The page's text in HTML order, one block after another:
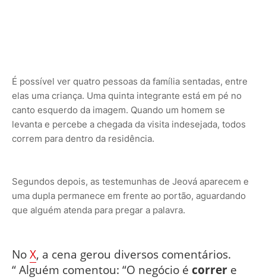
É possível ver quatro pessoas da família sentadas, entre
elas uma criança. Uma quinta integrante está em pé no
canto esquerdo da imagem. Quando um homem se
levanta e percebe a chegada da visita indesejada, todos
correm para dentro da residência.
Segundos depois, as testemunhas de Jeová aparecem e
uma dupla permanece em frente ao portão, aguardando
que alguém atenda para pregar a palavra.
NoX, a cena gerou diversos comentários.
“Alguém comentou: “O negócio é correr e